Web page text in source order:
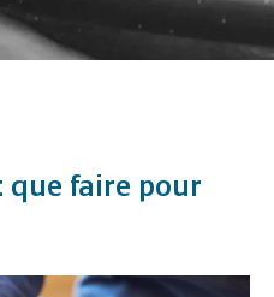
que faire pour